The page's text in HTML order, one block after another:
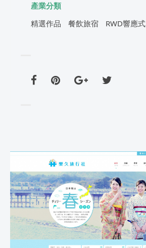
產業分類
精選作品
餐飲旅宿 RWD響應式